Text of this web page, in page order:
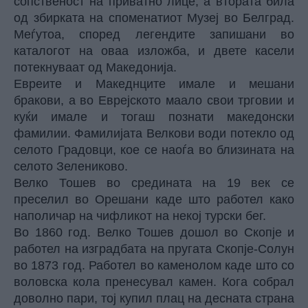
од збирката на споменатиот Музеј во Белград.
Меѓутоа, според легендите запишани во
каталогот на оваа изложба, и двете касели
потекнуваат од Македонија.
Евреите и Македнците имале и мешани
бракови, а во Еврејското маало свои трговии и
куќи имале и тогаш познати македонски
фамилии. Фамилијата Велкови води потекло од
селото Градовци, кое се наоѓа во близината на
селото Зелениково.
Велко Тошев во средината на 19 век се
преселил во Орешани каде што работел како
наполичар на чифликот на некој турски бег.
Во 1860 год. Велко Тошев дошол во Скопје и
работел на изградбата на пругата Скопје-Солун
во 1873 год. Работел во каменолом каде што со
воловска кола пренесувал камен. Кога собрал
доволно пари, тој купил плац на десната страна